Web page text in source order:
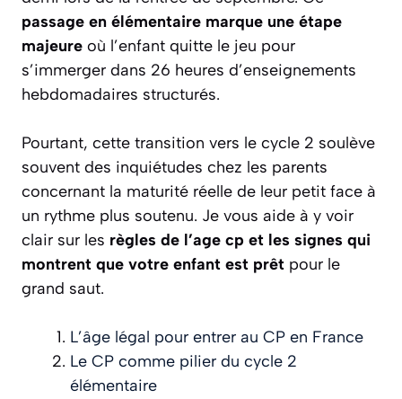
passage en élémentaire marque une étape
majeure où l’enfant quitte le jeu pour
s’immerger dans 26 heures d’enseignements
hebdomadaires structurés.
Pourtant, cette transition vers le cycle 2 soulève
souvent des inquiétudes chez les parents
concernant la maturité réelle de leur petit face à
un rythme plus soutenu. Je vous aide à y voir
clair sur les règles de l’age cp et les signes qui
montrent que votre enfant est prêt pour le
grand saut.
L’âge légal pour entrer au CP en France
Le CP comme pilier du cycle 2
élémentaire